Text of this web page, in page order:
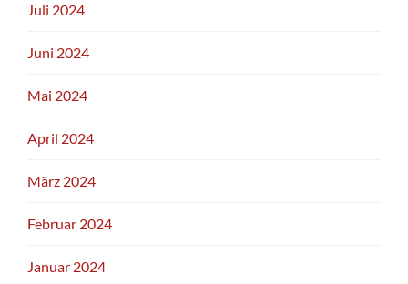
Juli 2024
Juni 2024
Mai 2024
April 2024
März 2024
Februar 2024
Januar 2024